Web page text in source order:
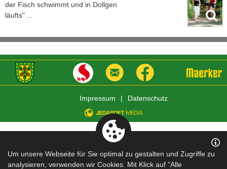
der Fisch schwimmt und in Dollgen
läufts" ...
Impressum | Datenschutz
Um unsere Webseite für Sie optimal zu gestalten und Zugriffe zu
analysieren, verwenden wir Cookies. Mit Klick auf "Alle